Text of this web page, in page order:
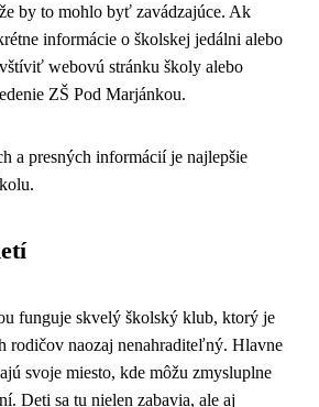
by to mohlo byť zavádzajúce. Ak
informácie o školskej jedálni alebo
webovú stránku školy alebo
ZŠ Pod Marjánkou.
a presných informácií je najlepšie
funguje skvelý školský klub, ktorý je
rodičov naozaj nenahraditeľný. Hlavne
svoje miesto, kde môžu zmysluplne
Deti sa tu nielen zabavia, ale aj